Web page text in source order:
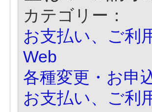
カテゴリー：
お支払い、ご利
Web
各種変更・お申
お支払い、ご利